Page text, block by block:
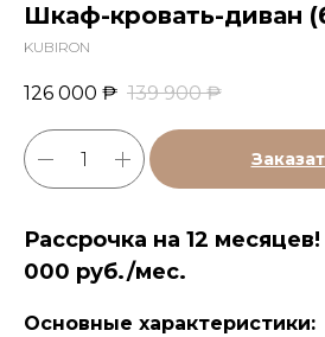
Шкаф-кровать-диван
KUBIRON
126 000 ₱ 139 900 ₱
Рассрочка на 12 месяцев!
000 руб./мес.
Основные характеристики: